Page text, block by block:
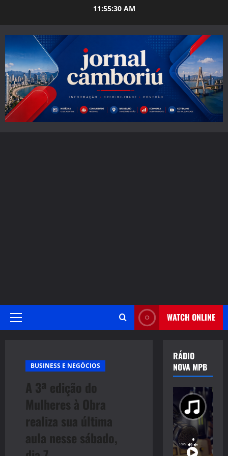
11:55:31 AM
Primary
WATCH ONLINE
BUSINESS E NEGÓCIOS
A 3ª edição do
Mulheres à Obra
realiza sua última
aula nesse sábado,
RÁDIO
NOVA MPB